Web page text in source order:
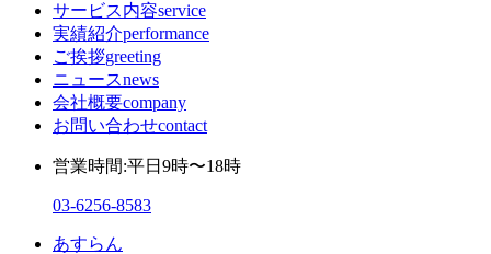
サービス内容service
実績紹介performance
ご挨拶greeting
ニュースnews
会社概要company
お問い合わせcontact
営業時間:平日9時〜18時
03-6256-8583
あすらん